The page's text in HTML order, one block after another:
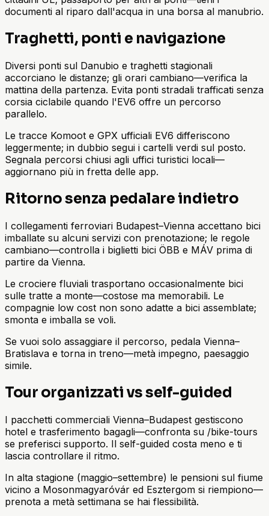
documenti al riparo dall'acqua in una borsa al manubrio.
Traghetti, ponti e navigazione
Diversi ponti sul Danubio e traghetti stagionali
accorciano le distanze; gli orari cambiano—verifica la
mattina della partenza. Evita ponti stradali trafficati senza
corsia ciclabile quando l'EV6 offre un percorso
parallelo.
Le tracce Komoot e GPX ufficiali EV6 differiscono
leggermente; in dubbio segui i cartelli verdi sul posto.
Segnala percorsi chiusi agli uffici turistici locali—
aggiornano più in fretta delle app.
Ritorno senza pedalare indietro
I collegamenti ferroviari Budapest–Vienna accettano bici
imballate su alcuni servizi con prenotazione; le regole
cambiano—controlla i biglietti bici ÖBB e MÁV prima di
partire da Vienna.
Le crociere fluviali trasportano occasionalmente bici
sulle tratte a monte—costose ma memorabili. Le
compagnie low cost non sono adatte a bici assemblate;
smonta e imballa se voli.
Se vuoi solo assaggiare il percorso, pedala Vienna–
Bratislava e torna in treno—metà impegno, paesaggio
simile.
Tour organizzati vs self-guided
I pacchetti commerciali Vienna–Budapest gestiscono
hotel e trasferimento bagagli—confronta su /bike-tours
se preferisci supporto. Il self-guided costa meno e ti
lascia controllare il ritmo.
In alta stagione (maggio–settembre) le pensioni sul fiume
vicino a Mosonmagyaróvár ed Esztergom si riempiono—
prenota a metà settimana se hai flessibilità.